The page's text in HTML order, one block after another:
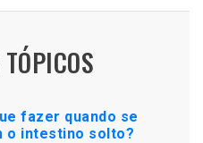
fazer quando se
o intestino solto?